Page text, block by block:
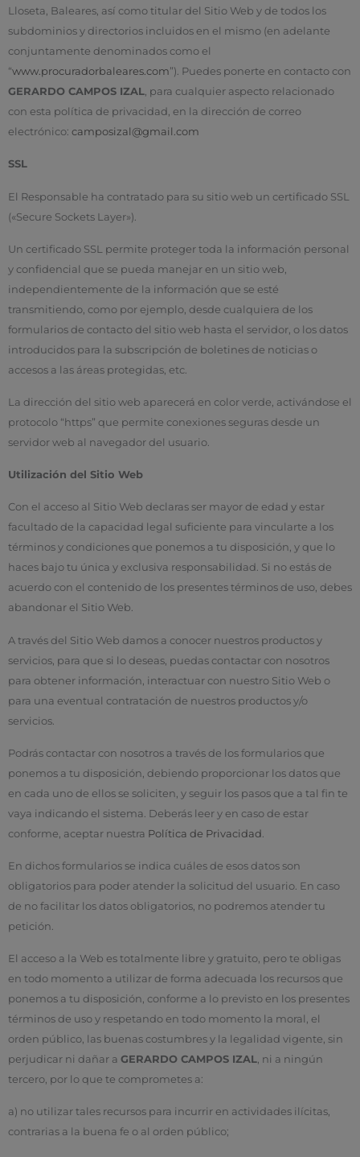
Lloseta, Baleares, así como titular del Sitio Web y de todos los
subdominios y directorios incluidos en el mismo (en adelante
conjuntamente denominados como el
“www.procuradorbaleares.com”). Puedes ponerte en contacto con
GERARDO CAMPOS IZAL, para cualquier aspecto relacionado
con esta política de privacidad, en la dirección de correo
electrónico: camposizal@gmail.com
SSL
El Responsable ha contratado para su sitio web un certificado SSL
(«Secure Sockets Layer»).
Un certificado SSL permite proteger toda la información personal
y confidencial que se pueda manejar en un sitio web,
independientemente de la información que se esté
transmitiendo, como por ejemplo, desde cualquiera de los
formularios de contacto del sitio web hasta el servidor, o los datos
introducidos para la subscripción de boletines de noticias o
accesos a las áreas protegidas, etc.
La dirección del sitio web aparecerá en color verde, activándose el
protocolo “https” que permite conexiones seguras desde un
servidor web al navegador del usuario.
Utilización del Sitio Web
Con el acceso al Sitio Web declaras ser mayor de edad y estar
facultado de la capacidad legal suficiente para vincularte a los
términos y condiciones que ponemos a tu disposición, y que lo
haces bajo tu única y exclusiva responsabilidad. Si no estás de
acuerdo con el contenido de los presentes términos de uso, debes
abandonar el Sitio Web.
A través del Sitio Web damos a conocer nuestros productos y
servicios, para que si lo deseas, puedas contactar con nosotros
para obtener información, interactuar con nuestro Sitio Web o
para una eventual contratación de nuestros productos y/o
servicios.
Podrás contactar con nosotros a través de los formularios que
ponemos a tu disposición, debiendo proporcionar los datos que
en cada uno de ellos se soliciten, y seguir los pasos que a tal fin te
vaya indicando el sistema. Deberás leer y en caso de estar
conforme, aceptar nuestra Política de Privacidad
En dichos formularios se indica cuáles de esos datos son
obligatorios para poder atender la solicitud del usuario. En caso
de no facilitar los datos obligatorios, no podremos atender tu
petición.
El acceso a la Web es totalmente libre y gratuito, pero te obligas
en todo momento a utilizar de forma adecuada los recursos que
ponemos a tu disposición, conforme a lo previsto en los presentes
términos de uso y respetando en todo momento la moral, el
orden público, las buenas costumbres y la legalidad vigente, sin
perjudicar ni dañar a GERARDO CAMPOS IZAL, ni a ningún
tercero, por lo que te comprometes a:
a) no utilizar tales recursos para incurrir en actividades ilícitas,
contrarias a la buena fe o al orden público;